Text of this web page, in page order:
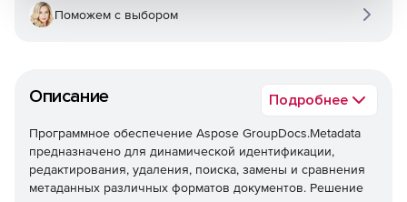
Описание Подробнее
Программное обеспечение Aspose GroupDocs.Metadata
предназначено для динамической идентификации,
редактирования, удаления, поиска, замены и сравнения
метаданных различных форматов документов. Решение
Поможем с выбором